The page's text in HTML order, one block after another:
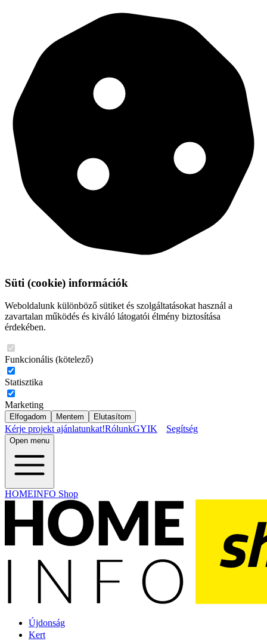
Süti (cookie) információk
Weboldalunk különböző sütiket és szolgáltatásokat használ a
zavartalan működés és kiváló látogatói élmény biztosítása
érdekében.
Funkcionális (kötelező)
Statisztika
Marketing
Elfogadom Mentem Elutasítom
Kérje projekt ajánlatunkat!RólunkGYIK Segítség
Open menu
HOMEINFO Shop
Újdonság
Kert